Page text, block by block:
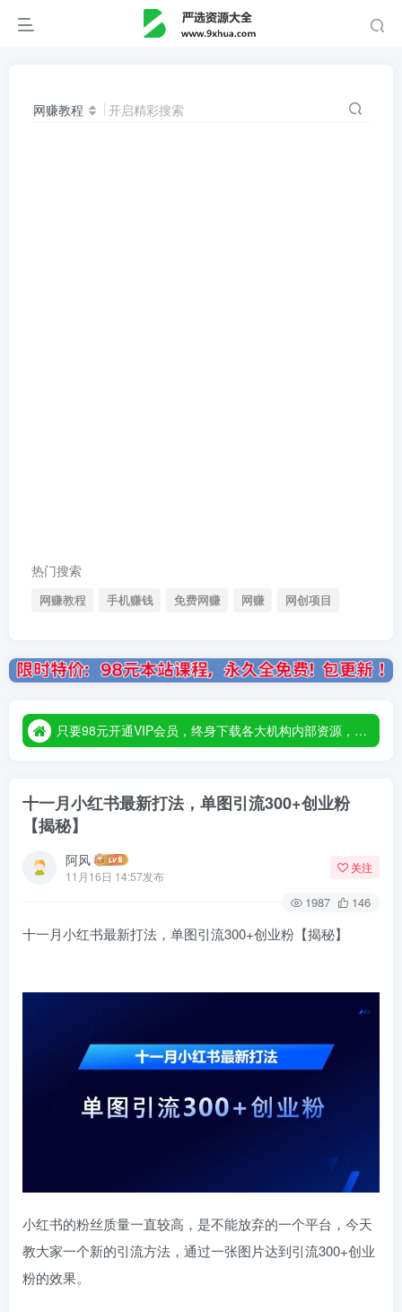
网赚教程 开启精彩搜索
热门搜索
网赚教程 手机赚钱 免费网赚 网赚 网创项目
只要98元开通VIP会员，终身下载各大机构内部资源，一站式草根创业基地，最新最强网赚教程大全，小投入，大回报！
只要98元开通VIP会员，终身下载各大机构内部资源，一站式草根创业基地，最新最强网赚教程大全，小投入，大回报！
十一月小红书最新打法，单图引流300+创业粉
【揭秘】
阿风
11月16日 14:57发布
关注
1987 146
十一月小红书最新打法，单图引流300+创业粉【揭秘】
小红书的粉丝质量一直较高，是不能放弃的一个平台，今天
教大家一个新的引流方法，通过一张图片达到引流300+创业
粉的效果。